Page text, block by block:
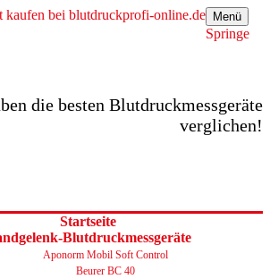
die besten Blutdruckmessgeräte
verglichen!
Menü
Springe
Startseite
Blutdruckmessgeräte
Aponorm Mobil Soft Control
Beurer BC 40